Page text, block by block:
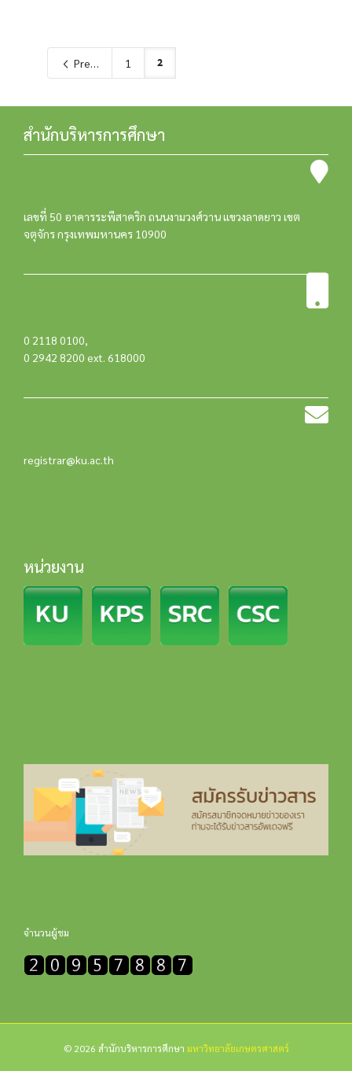
Previous 1 2
สำนักบริหารการศึกษา
เลขที่ 50 อาคารระพีสาคริก ถนนงามวงศ์วาน แขวงลาดยาว เขต
จตุจักร กรุงเทพมหานคร 10900
0 2118 0100,
0 2942 8200 ext. 618000
registrar@ku.ac.th
หน่วยงาน
จำนวนผู้ชม
© 2026 สำนักบริหารการศึกษา มหาวิทยาลัยเกษตรศาสตร์